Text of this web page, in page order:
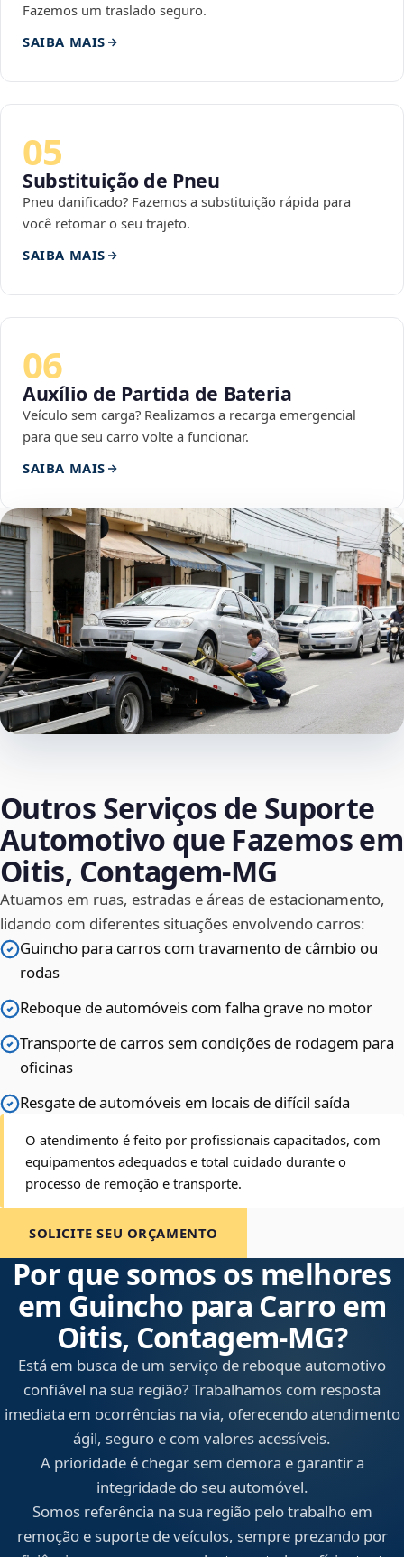
Fazemos um traslado seguro.
SAIBA MAIS
05
Substituição de Pneu
Pneu danificado? Fazemos a substituição rápida para
você retomar o seu trajeto.
SAIBA MAIS
06
Auxílio de Partida de Bateria
Veículo sem carga? Realizamos a recarga emergencial
para que seu carro volte a funcionar.
SAIBA MAIS
Outros Serviços de Suporte
Automotivo que Fazemos em
Oitis, Contagem‑MG
Atuamos em ruas, estradas e áreas de estacionamento,
lidando com diferentes situações envolvendo carros:
Guincho para carros com travamento de câmbio ou
rodas
Reboque de automóveis com falha grave no motor
Transporte de carros sem condições de rodagem para
oficinas
Resgate de automóveis em locais de difícil saída
O atendimento é feito por profissionais capacitados, com
equipamentos adequados e total cuidado durante o
processo de remoção e transporte.
SOLICITE SEU ORÇAMENTO
Por que somos os melhores
em Guincho para Carro em
Oitis, Contagem‑MG?
Está em busca de um serviço de reboque automotivo
confiável na sua região? Trabalhamos com resposta
imediata em ocorrências na via, oferecendo atendimento
ágil, seguro e com valores acessíveis.
A prioridade é chegar sem demora e garantir a
integridade do seu automóvel.
Somos referência na sua região pelo trabalho em
remoção e suporte de veículos, sempre prezando por